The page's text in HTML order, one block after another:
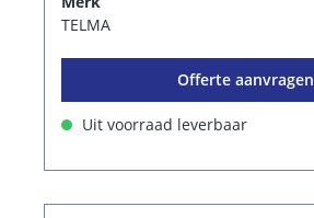
TELMA
Offerte aanvragen
Uit voorraad leverbaar